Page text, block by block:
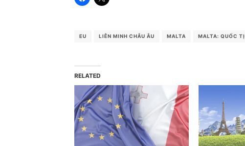
EU LIÊN MINH CHÂU ÂU MALTA MALTA: QUỐC
RELATED